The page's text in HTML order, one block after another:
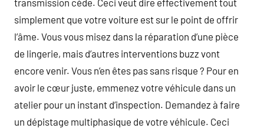
transmission cède. Ceci veut dire effectivement tout
simplement que votre voiture est sur le point de offrir
l’âme. Vous vous misez dans la réparation d’une pièce
de lingerie, mais d’autres interventions buzz vont
encore venir. Vous n’en êtes pas sans risque ? Pour en
avoir le cœur juste, emmenez votre véhicule dans un
atelier pour un instant d’inspection. Demandez à faire
un dépistage multiphasique de votre véhicule. Ceci